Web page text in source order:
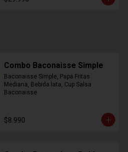
Combo Baconaisse Simple
Baconaisse Simple, Papa Fritas
Mediana, Bebida lata, Cup Salsa
Baconaisse
$8.990